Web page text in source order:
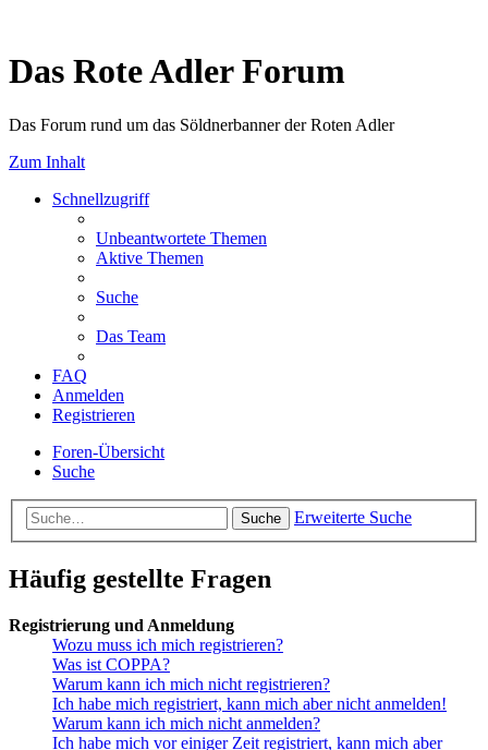
Das Rote Adler Forum
Das Forum rund um das Söldnerbanner der Roten Adler
Zum Inhalt
Schnellzugriff
Unbeantwortete Themen
Aktive Themen
Suche
Das Team
FAQ
Anmelden
Registrieren
Foren-Übersicht
Suche
Suche Erweiterte Suche
Häufig gestellte Fragen
Registrierung und Anmeldung
Wozu muss ich mich registrieren?
Was ist COPPA?
Warum kann ich mich nicht registrieren?
Ich habe mich registriert, kann mich aber nicht anmelden!
Warum kann ich mich nicht anmelden?
Ich habe mich vor einiger Zeit registriert, kann mich aber